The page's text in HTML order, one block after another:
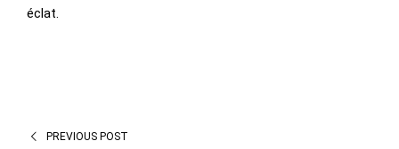
éclat.
PREVIOUS POST